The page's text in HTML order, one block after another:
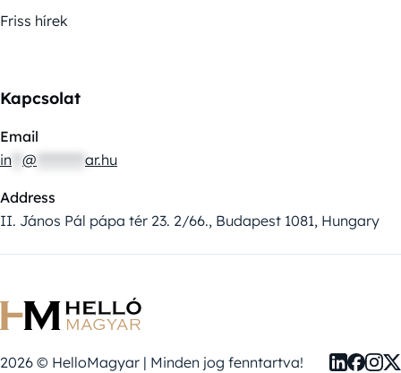
Friss hírek
Kapcsolat
Email
in @ ar.hu
Address
II. János Pál pápa tér 23. 2/66., Budapest 1081, Hungary
2026 © HelloMagyar | Minden jog fenntartva!